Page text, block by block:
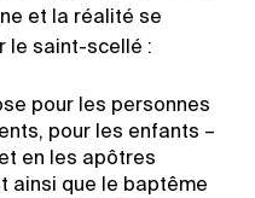
et la réalité se
le saint-scellé :
pour les personnes
pour les enfants –
en les apôtres
ainsi que le baptême